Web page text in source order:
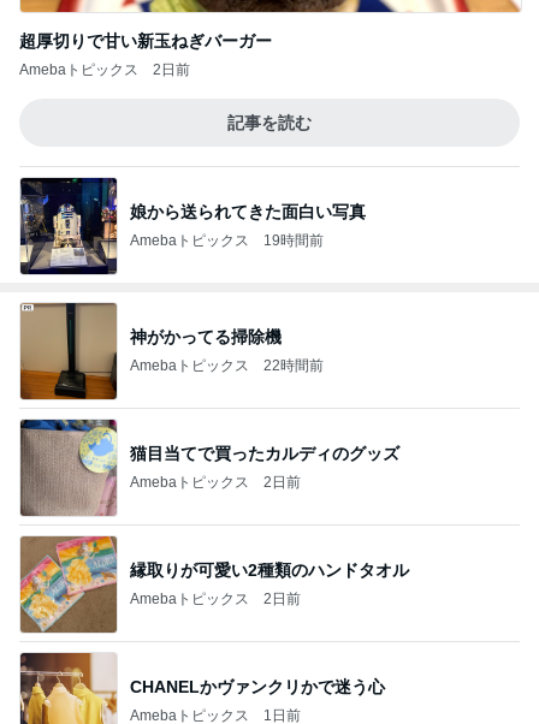
超厚切りで甘い新玉ねぎバーガー
Amebaトピックス 2日前
記事を読む
娘から送られてきた面白い写真
Amebaトピックス 19時間前
神がかってる掃除機
Amebaトピックス 22時間前
猫目当てで買ったカルディのグッズ
Amebaトピックス 2日前
縁取りが可愛い2種類のハンドタオル
Amebaトピックス 2日前
CHANELかヴァンクリかで迷う心
Amebaトピックス 1日前